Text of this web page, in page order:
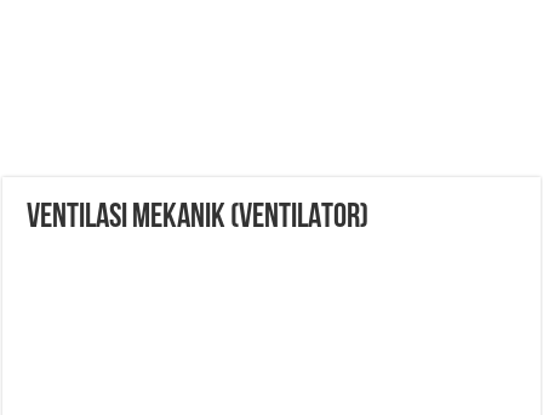
VENTILASI MEKANIK (VENTILATOR)